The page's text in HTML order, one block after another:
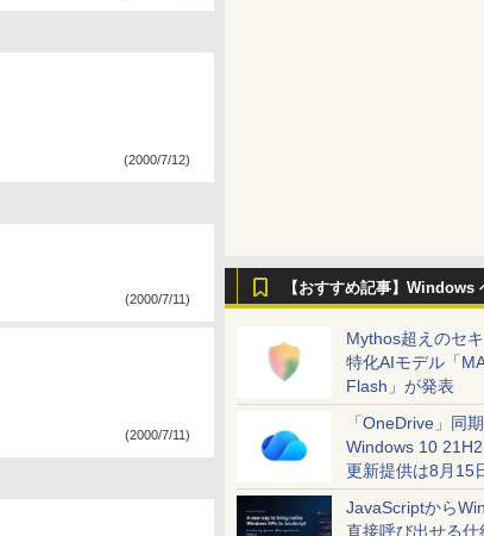
【おすすめ記事】Windows
Mythos超えのセ
特化AIモデル「
Flash」が発表
「OneDrive」同
Windows 10
更新提供は8月15
JavaScriptから
直接呼び出せる仕
(2000/7/12)
(2000/7/11)
(2000/7/11)